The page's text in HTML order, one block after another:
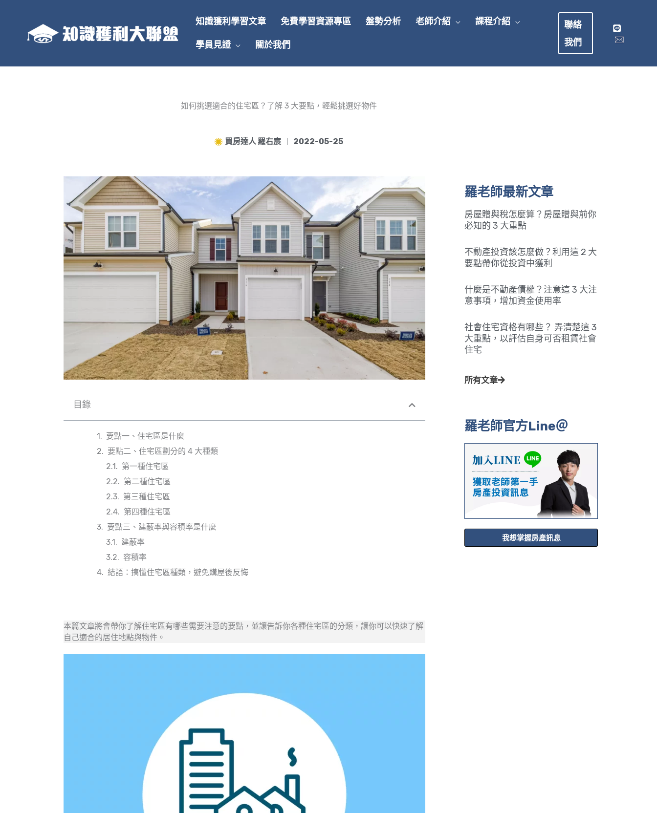
知識獲利學習文章 免費學習資源專區 盤勢分析 老師介紹 課程介紹
學員見證 關於我們
聯絡
我們
如何挑選適合的住宅區？了解 3 大要點，輕鬆挑選好物件
買房達人 羅右宸 2022-05-25
目錄
要點一、住宅區是什麼
要點二、住宅區劃分的 4 大種類
第一種住宅區
第二種住宅區
第三種住宅區
第四種住宅區
要點三、建蔽率與容積率是什麼
建蔽率
容積率
結語：搞懂住宅區種類，避免購屋後反悔
本篇文章將會帶你了解住宅區有哪些需要注意的要點，並讓告訴你各種住宅區的分類，讓你可以快速了解
自己適合的居住地點與物件。
羅老師最新文章
房屋贈與稅怎麼算？房屋贈與前你
必知的 3 大重點
不動產投資該怎麼做？利用這 2 大
要點帶你從投資中獲利
什麼是不動產債權？注意這 3 大注
意事項，增加資金使用率
社會住宅資格有哪些？ 弄清楚這 3
大重點，以評估自身可否租賃社會
住宅
所有文章
羅老師官方Line＠
我想掌握房產訊息